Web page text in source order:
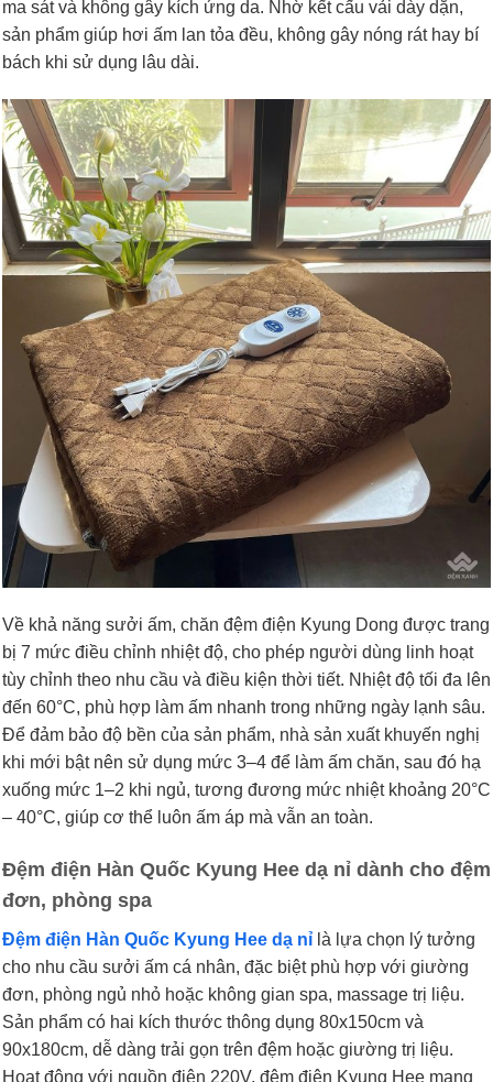
ma sát và không gây kích ứng da. Nhờ kết cấu vải dày dặn,
sản phẩm giúp hơi ấm lan tỏa đều, không gây nóng rát hay bí
bách khi sử dụng lâu dài.
Về khả năng sưởi ấm, chăn đệm điện Kyung Dong được trang
bị 7 mức điều chỉnh nhiệt độ, cho phép người dùng linh hoạt
tùy chỉnh theo nhu cầu và điều kiện thời tiết. Nhiệt độ tối đa lên
đến 60°C, phù hợp làm ấm nhanh trong những ngày lạnh sâu.
Để đảm bảo độ bền của sản phẩm, nhà sản xuất khuyến nghị
khi mới bật nên sử dụng mức 3–4 để làm ấm chăn, sau đó hạ
xuống mức 1–2 khi ngủ, tương đương mức nhiệt khoảng 20°C
– 40°C, giúp cơ thể luôn ấm áp mà vẫn an toàn.
Đệm điện Hàn Quốc Kyung Hee dạ nỉ dành cho đệm
đơn, phòng spa
Đệm điện Hàn Quốc Kyung Hee dạ nỉ là lựa chọn lý tưởng
cho nhu cầu sưởi ấm cá nhân, đặc biệt phù hợp với giường
đơn, phòng ngủ nhỏ hoặc không gian spa, massage trị liệu.
Sản phẩm có hai kích thước thông dụng 80x150cm và
90x180cm, dễ dàng trải gọn trên đệm hoặc giường trị liệu.
Hoạt động với nguồn điện 220V, đệm điện Kyung Hee mang